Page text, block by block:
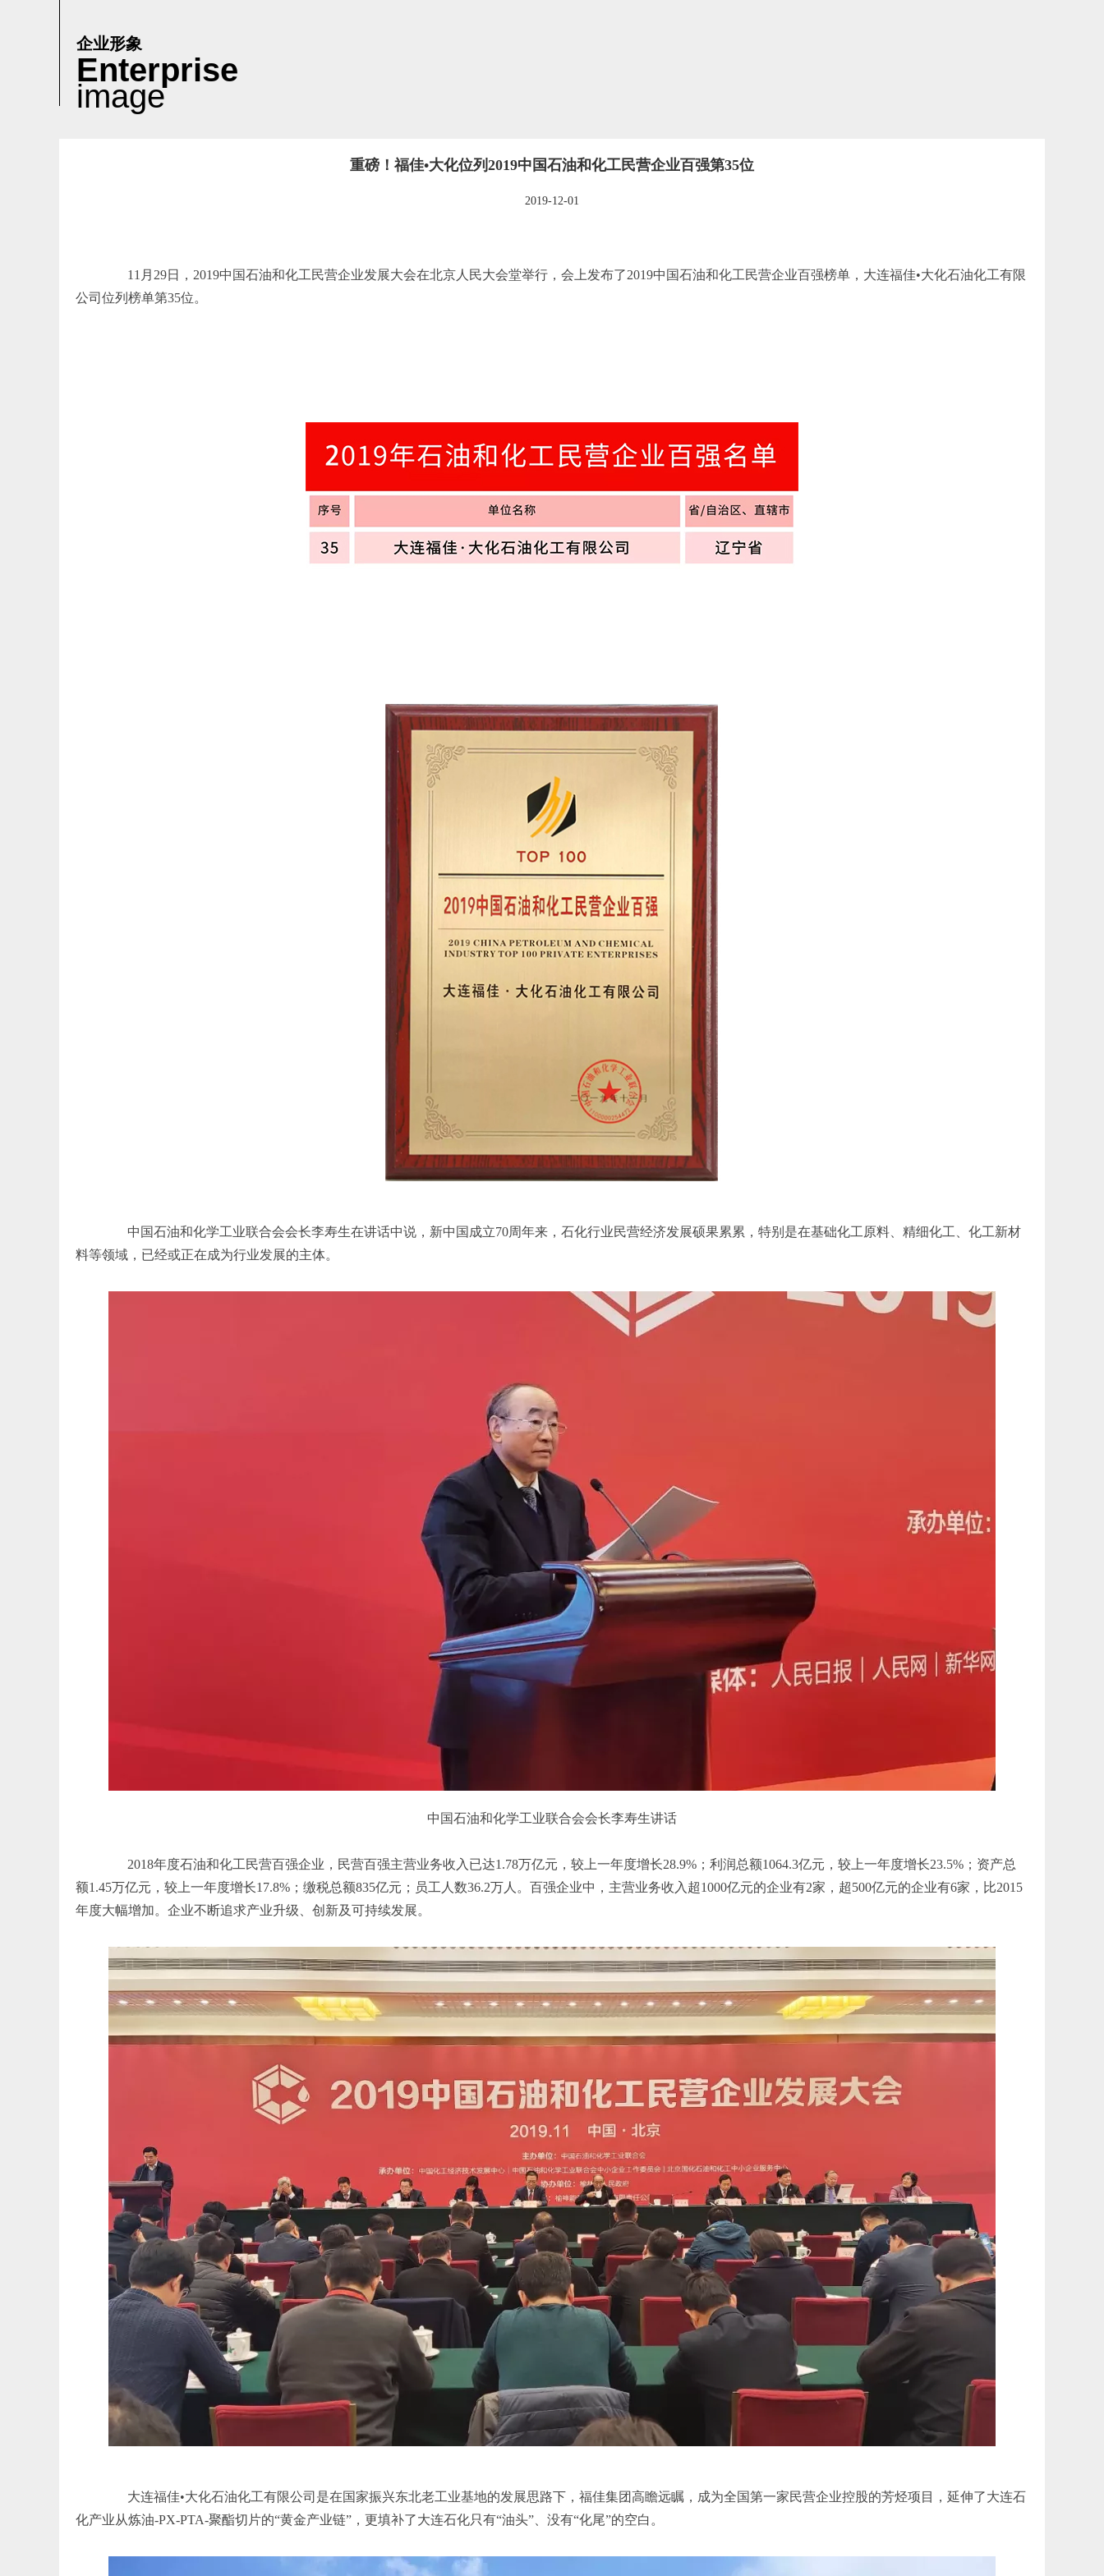
企业形象
Enterprise
image
重磅！福佳•大化位列2019中国石油和化工民营企业百强第35位
2019-12-01
11月29日，2019中国石油和化工民营企业发展大会在北京人民大会堂举行，会上发布了2019中国石油和化工民营企业百强榜单，大连福佳•大化石油化工有限
公司位列榜单第35位。
中国石油和化学工业联合会会长李寿生在讲话中说，新中国成立70周年来，石化行业民营经济发展硕果累累，特别是在基础化工原料、精细化工、化工新材
料等领域，已经或正在成为行业发展的主体。
中国石油和化学工业联合会会长李寿生讲话
2018年度石油和化工民营百强企业，民营百强主营业务收入已达1.78万亿元，较上一年度增长28.9%；利润总额1064.3亿元，较上一年度增长23.5%；资产总
额1.45万亿元，较上一年度增长17.8%；缴税总额835亿元；员工人数36.2万人。百强企业中，主营业务收入超1000亿元的企业有2家，超500亿元的企业有6家，比2015
年度大幅增加。企业不断追求产业升级、创新及可持续发展。
大连福佳•大化石油化工有限公司是在国家振兴东北老工业基地的发展思路下，福佳集团高瞻远瞩，成为全国第一家民营企业控股的芳烃项目，延伸了大连石
化产业从炼油-PX-PTA-聚酯切片的“黄金产业链”，更填补了大连石化只有“油头”、没有“化尾”的空白。